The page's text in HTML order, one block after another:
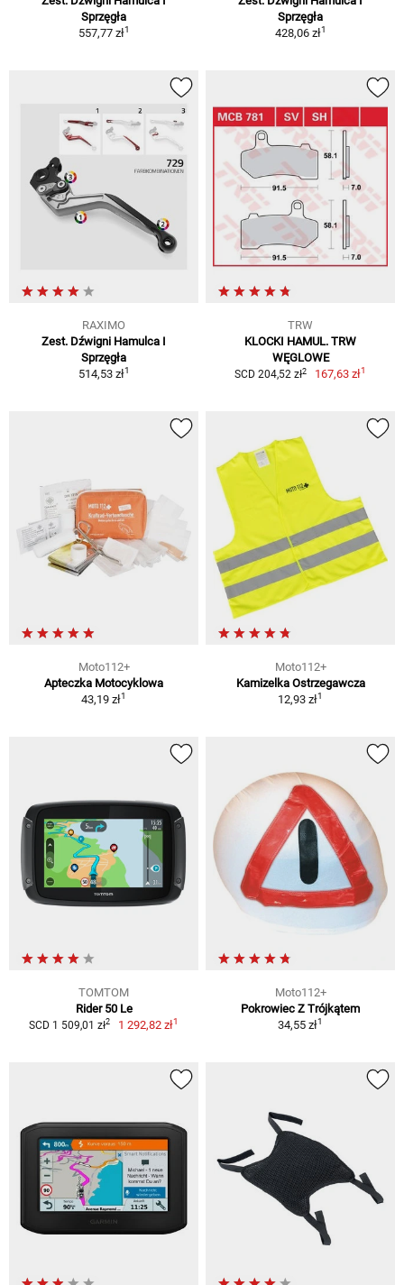
Sprzęgła
557,77 zł1
Sprzęgła
428,06 zł1
RAXIMO
Zest. Dźwigni Hamulca I
Sprzęgła
514,53 zł1
TRW
KLOCKI HAMUL. TRW
WĘGLOWE
SCD 204,52 zł2 167,63 zł1
Moto112+
Apteczka Motocyklowa
43,19 zł1
Moto112+
Kamizelka Ostrzegawcza
12,93 zł1
TOMTOM
Rider 50 Le
SCD 1 509,01 zł2 1 292,82 zł1
Moto112+
Pokrowiec Z Trójkątem
34,55 zł1